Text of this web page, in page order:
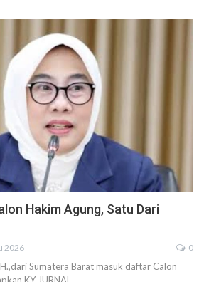
Hakim Agung, Satu Dari
2026 0
Sumatera Barat masuk daftar Calon